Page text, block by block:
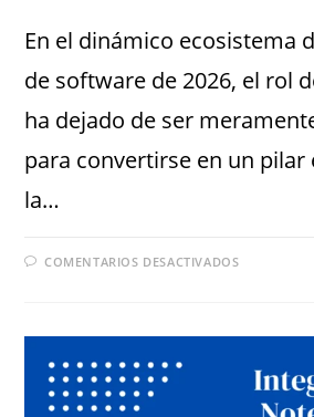
En el dinámico ecosistema
de software de 2026, el rol
ha dejado de ser
para convertirse en un pilar
la…
COMENTARIOS DESACTIVADOS